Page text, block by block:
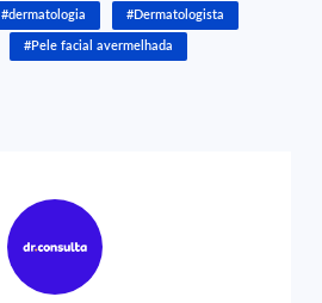
#dermatologia #Dermatologista
#Pele facial avermelhada